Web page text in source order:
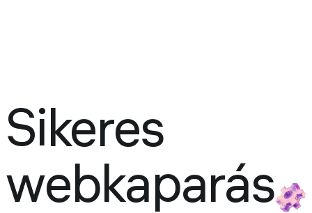
Sikeres
webkaparás